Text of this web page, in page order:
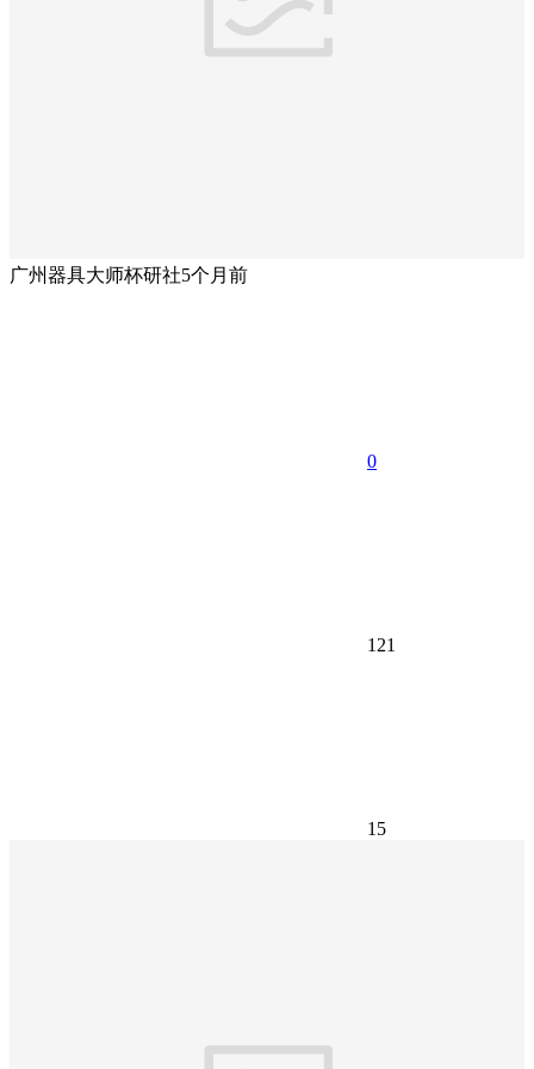
广州器具大师杯研社5个月前
0
121
15